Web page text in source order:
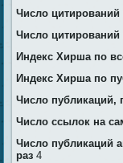
Число цитирований
Число
Индекс Хирша по
Индекс Хирша по
Число публикаций,
Число ссылок на
Число публикаций
раз4